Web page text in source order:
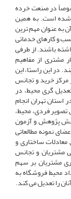
در صنعت خرده
شده است. به همین
به عنوان مهم ترین
و کارهای خدماتی
باشند. از طرفی
مشتری از مفاهیم
در این راستا، این
خرید و تجانس
گری محیط، در
استان تهران انجام
فردی، محیط،
پژوهش و آزمون
پرسشنامه ای در بین 215 نفر اعضای نمونه مطالعاتی
ساختاری و
مشتریان و تجانس
مشتریان بر سهم
محیط فروشگاه به
را تعدیل می کند.